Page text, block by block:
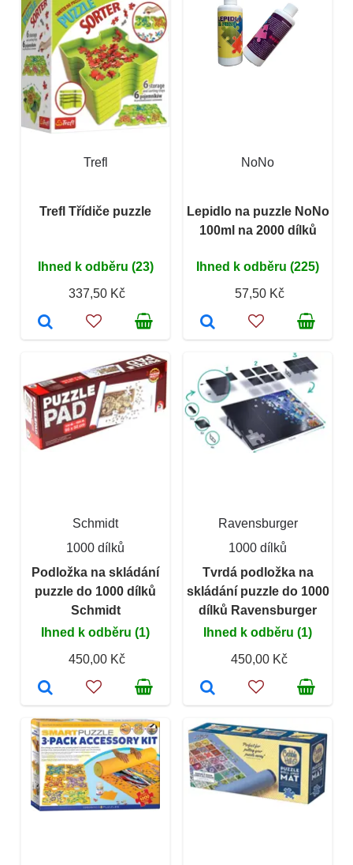
Trefl
Trefl Třídiče puzzle
Ihned k odběru (23)
337,50 Kč
NoNo
Lepidlo na puzzle NoNo
100ml na 2000 dílků
Ihned k odběru (225)
57,50 Kč
Schmidt
1000 dílků
Podložka na skládání
puzzle do 1000 dílků
Schmidt
Ihned k odběru (1)
450,00 Kč
Ravensburger
1000 dílků
Tvrdá podložka na
skládání puzzle do 1000
dílků Ravensburger
Ihned k odběru (1)
450,00 Kč